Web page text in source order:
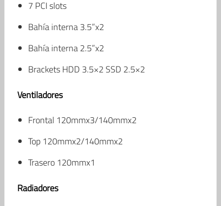
7 PCI slots
Bahía interna 3.5”x2
Bahía interna 2.5”x2
Brackets HDD 3.5×2 SSD 2.5×2
Ventiladores
Frontal 120mmx3/140mmx2
Top 120mmx2/140mmx2
Trasero 120mmx1
Radiadores